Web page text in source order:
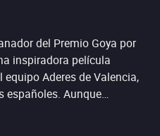
del Premio Goya por
inspiradora película
Aderes de Valencia,
españoles. Aunque
de la discapacidad
otros la criticaron), la